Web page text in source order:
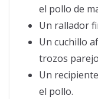
el pollo de
Un rallador
Un cuchillo
trozos
Un
el pollo.